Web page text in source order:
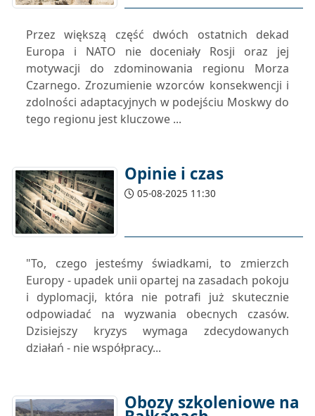
Przez większą część dwóch ostatnich dekad
Europa i NATO nie doceniały Rosji oraz jej
motywacji do zdominowania regionu Morza
Czarnego. Zrozumienie wzorców konsekwencji i
zdolności adaptacyjnych w podejściu Moskwy do
tego regionu jest kluczowe ...
Opinie i czas
05-08-2025 11:30
"To, czego jesteśmy świadkami, to zmierzch
Europy - upadek unii opartej na zasadach pokoju
i dyplomacji, która nie potrafi już skutecznie
odpowiadać na wyzwania obecnych czasów.
Dzisiejszy kryzys wymaga zdecydowanych
działań - nie współpracy...
Obozy szkoleniowe na